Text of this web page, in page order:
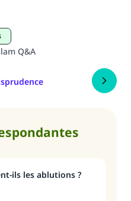
Q&A
ils les ablutions ?